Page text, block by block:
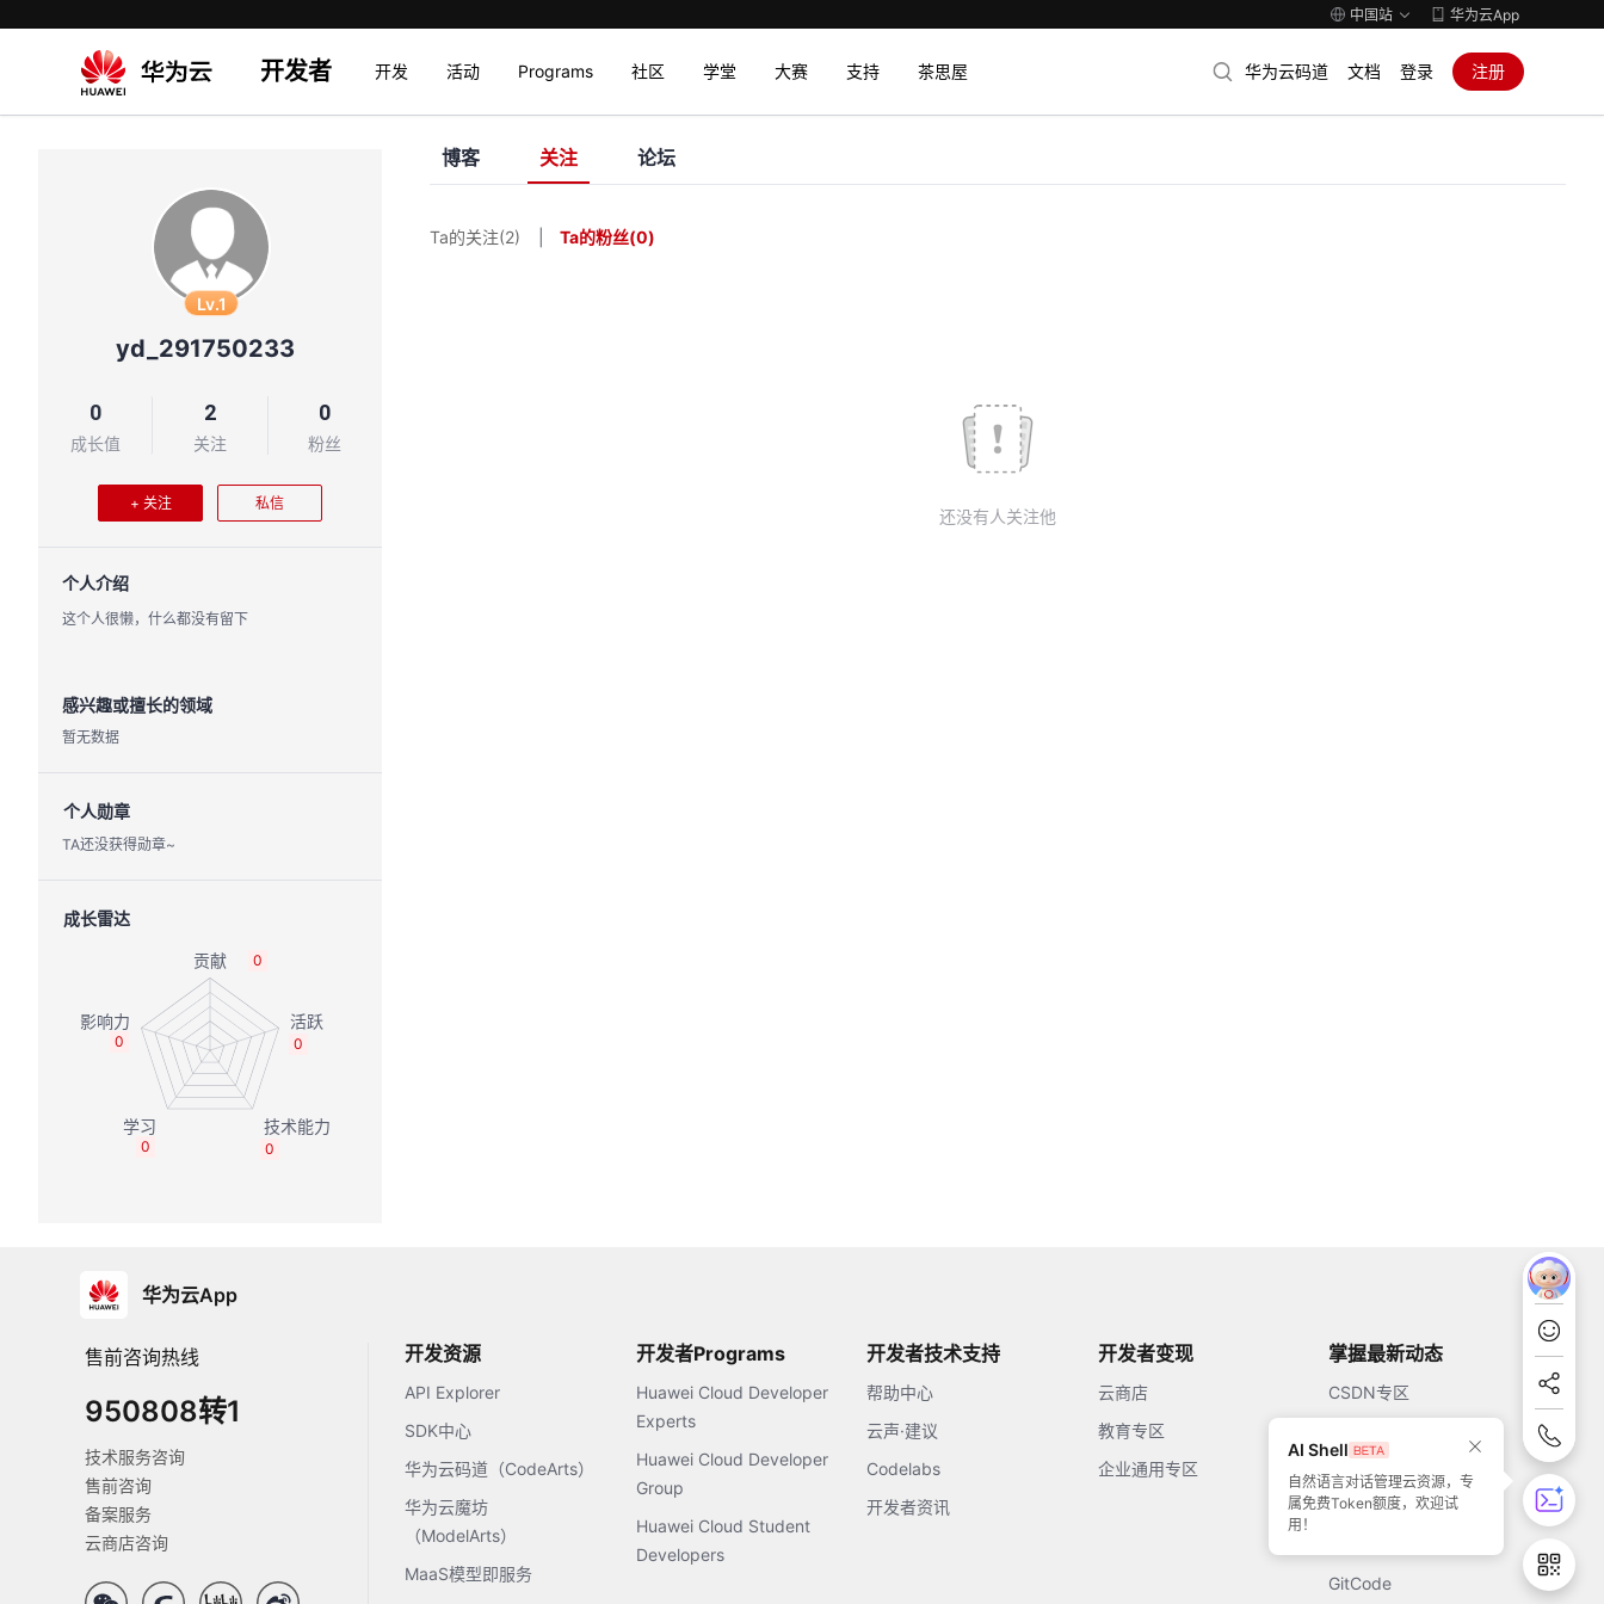
中国站 华为云App
开发者 开发 活动 Programs 社区 学堂 大赛 支持 茶思屋 华为云码道 文档 登录 注册
Lv.1
yd_291750233
0
成长值
2
关注
0
粉丝
+ 关注 私信
个人介绍
这个人很懒，什么都没有留下
感兴趣或擅长的领域
暂无数据
个人勋章
TA还没获得勋章~
成长雷达
0
0
0
0
0
博客 关注 论坛
Ta的关注(2) Ta的粉丝(0)
还没有人关注他
华为云App
售前咨询热线
950808转1
技术服务咨询
售前咨询
备案服务
云商店咨询
开发资源
API Explorer
SDK中心
华为云码道（CodeArts）
华为云魔坊
（ModelArts）
MaaS模型即服务
开发者Programs
Huawei Cloud Developer
Experts
Huawei Cloud Developer
Group
Huawei Cloud Student
Developers
开发者技术支持
帮助中心
云声·建议
Codelabs
开发者资讯
开发者变现
云商店
教育专区
企业通用专区
掌握最新动态
CSDN专区
51CTO
GitCode
AI Shell
自然语言对话管理云资源，专
属免费Token额度，欢迎试
用！